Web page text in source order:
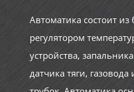
Автоматика состоит
регулятором
устройства,
датчика тяги,